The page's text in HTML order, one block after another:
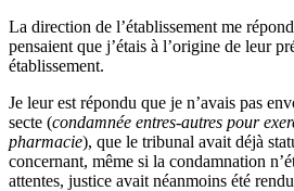
La direction de l’établissement me
pensaient que j’étais à l’origine de leur
établissement.
Je leur est répondu que je n’avais pas
secte (condamnée entres-autres pour
pharmacie), que le tribunal avait déjà
concernant, même si la condamnation
attentes, justice avait néanmoins été